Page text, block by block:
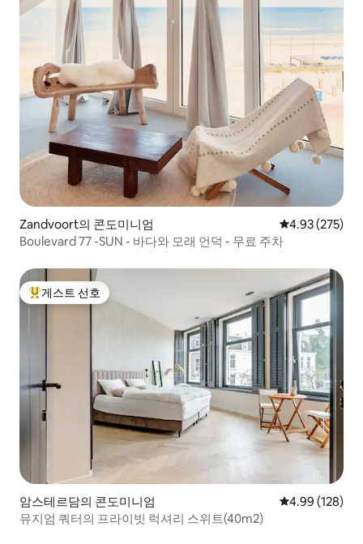
Zandvoort의 콘도미니엄 평점 4.93점(5
4.93 (275)
Boulevard 77 -SUN - 바다와 모래 언덕 - 무료 주차
상위 게스트 선호
게스트 선호
암스테르담의 콘도미니엄 평점 4.99점(5
4.99 (128)
뮤지엄 쿼터의 프라이빗 럭셔리 스위트(40m2)